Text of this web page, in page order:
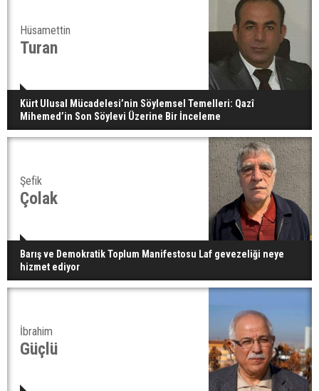
Hüsamettin
Turan
Kürt Ulusal Mücadelesi’nin Söylemsel Temelleri: Qazî
Mihemed’in Son Söylevi Üzerine Bir İnceleme
Şefik
Çolak
Barış ve Demokratik Toplum Manifestosu Laf gevezeliği neye
hizmet ediyor
İbrahim
Güçlü